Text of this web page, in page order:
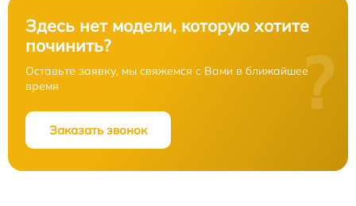
Здесь нет модели, которую хотите
починить?
Оставьте заявку, мы свяжемся с Вами в ближайшее
время
Заказать звонок
?